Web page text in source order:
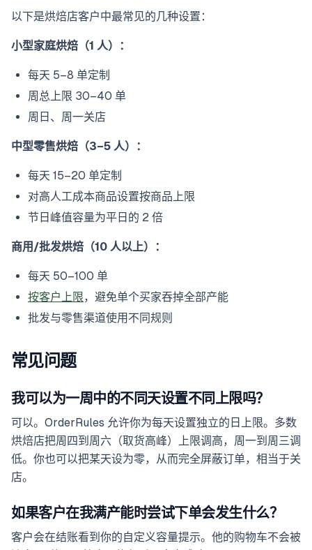
以下是烘焙店客户中最常见的几种设置：
小型家庭烘焙（1 人）：
每天 5–8 单定制
周总上限 30–40 单
周日、周一关店
中型零售烘焙（3–5 人）：
每天 15–20 单定制
对高人工成本商品设置按商品上限
节日峰值容量为平日的 2 倍
商用/批发烘焙（10 人以上）：
每天 50–100 单
按客户上限，避免单个买家吞掉全部产能
批发与零售渠道使用不同规则
常见问题
我可以为一周中的不同天设置不同上限吗？
可以。OrderRules 允许你为每天设置独立的日上限。多数
烘焙店把周四到周六（取货高峰）上限调高，周一到周三调
低。你也可以把某天设为零，从而完全屏蔽订单，相当于关
店。
如果客户在我满产能时尝试下单会发生什么？
客户会在结账看到你的自定义容量提示。他的购物车不会被